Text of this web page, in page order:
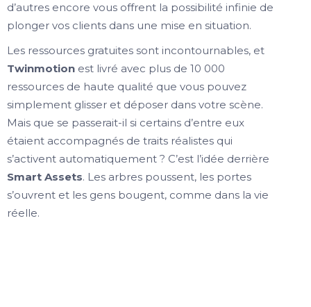
d’autres encore vous offrent la possibilité infinie de
plonger vos clients dans une mise en situation.
Les ressources gratuites sont incontournables, et
Twinmotion est livré avec plus de 10 000
ressources de haute qualité que vous pouvez
simplement glisser et déposer dans votre scène.
Mais que se passerait-il si certains d’entre eux
étaient accompagnés de traits réalistes qui
s’activent automatiquement ? C’est l’idée derrière
Smart Assets. Les arbres poussent, les portes
s’ouvrent et les gens bougent, comme dans la vie
réelle.